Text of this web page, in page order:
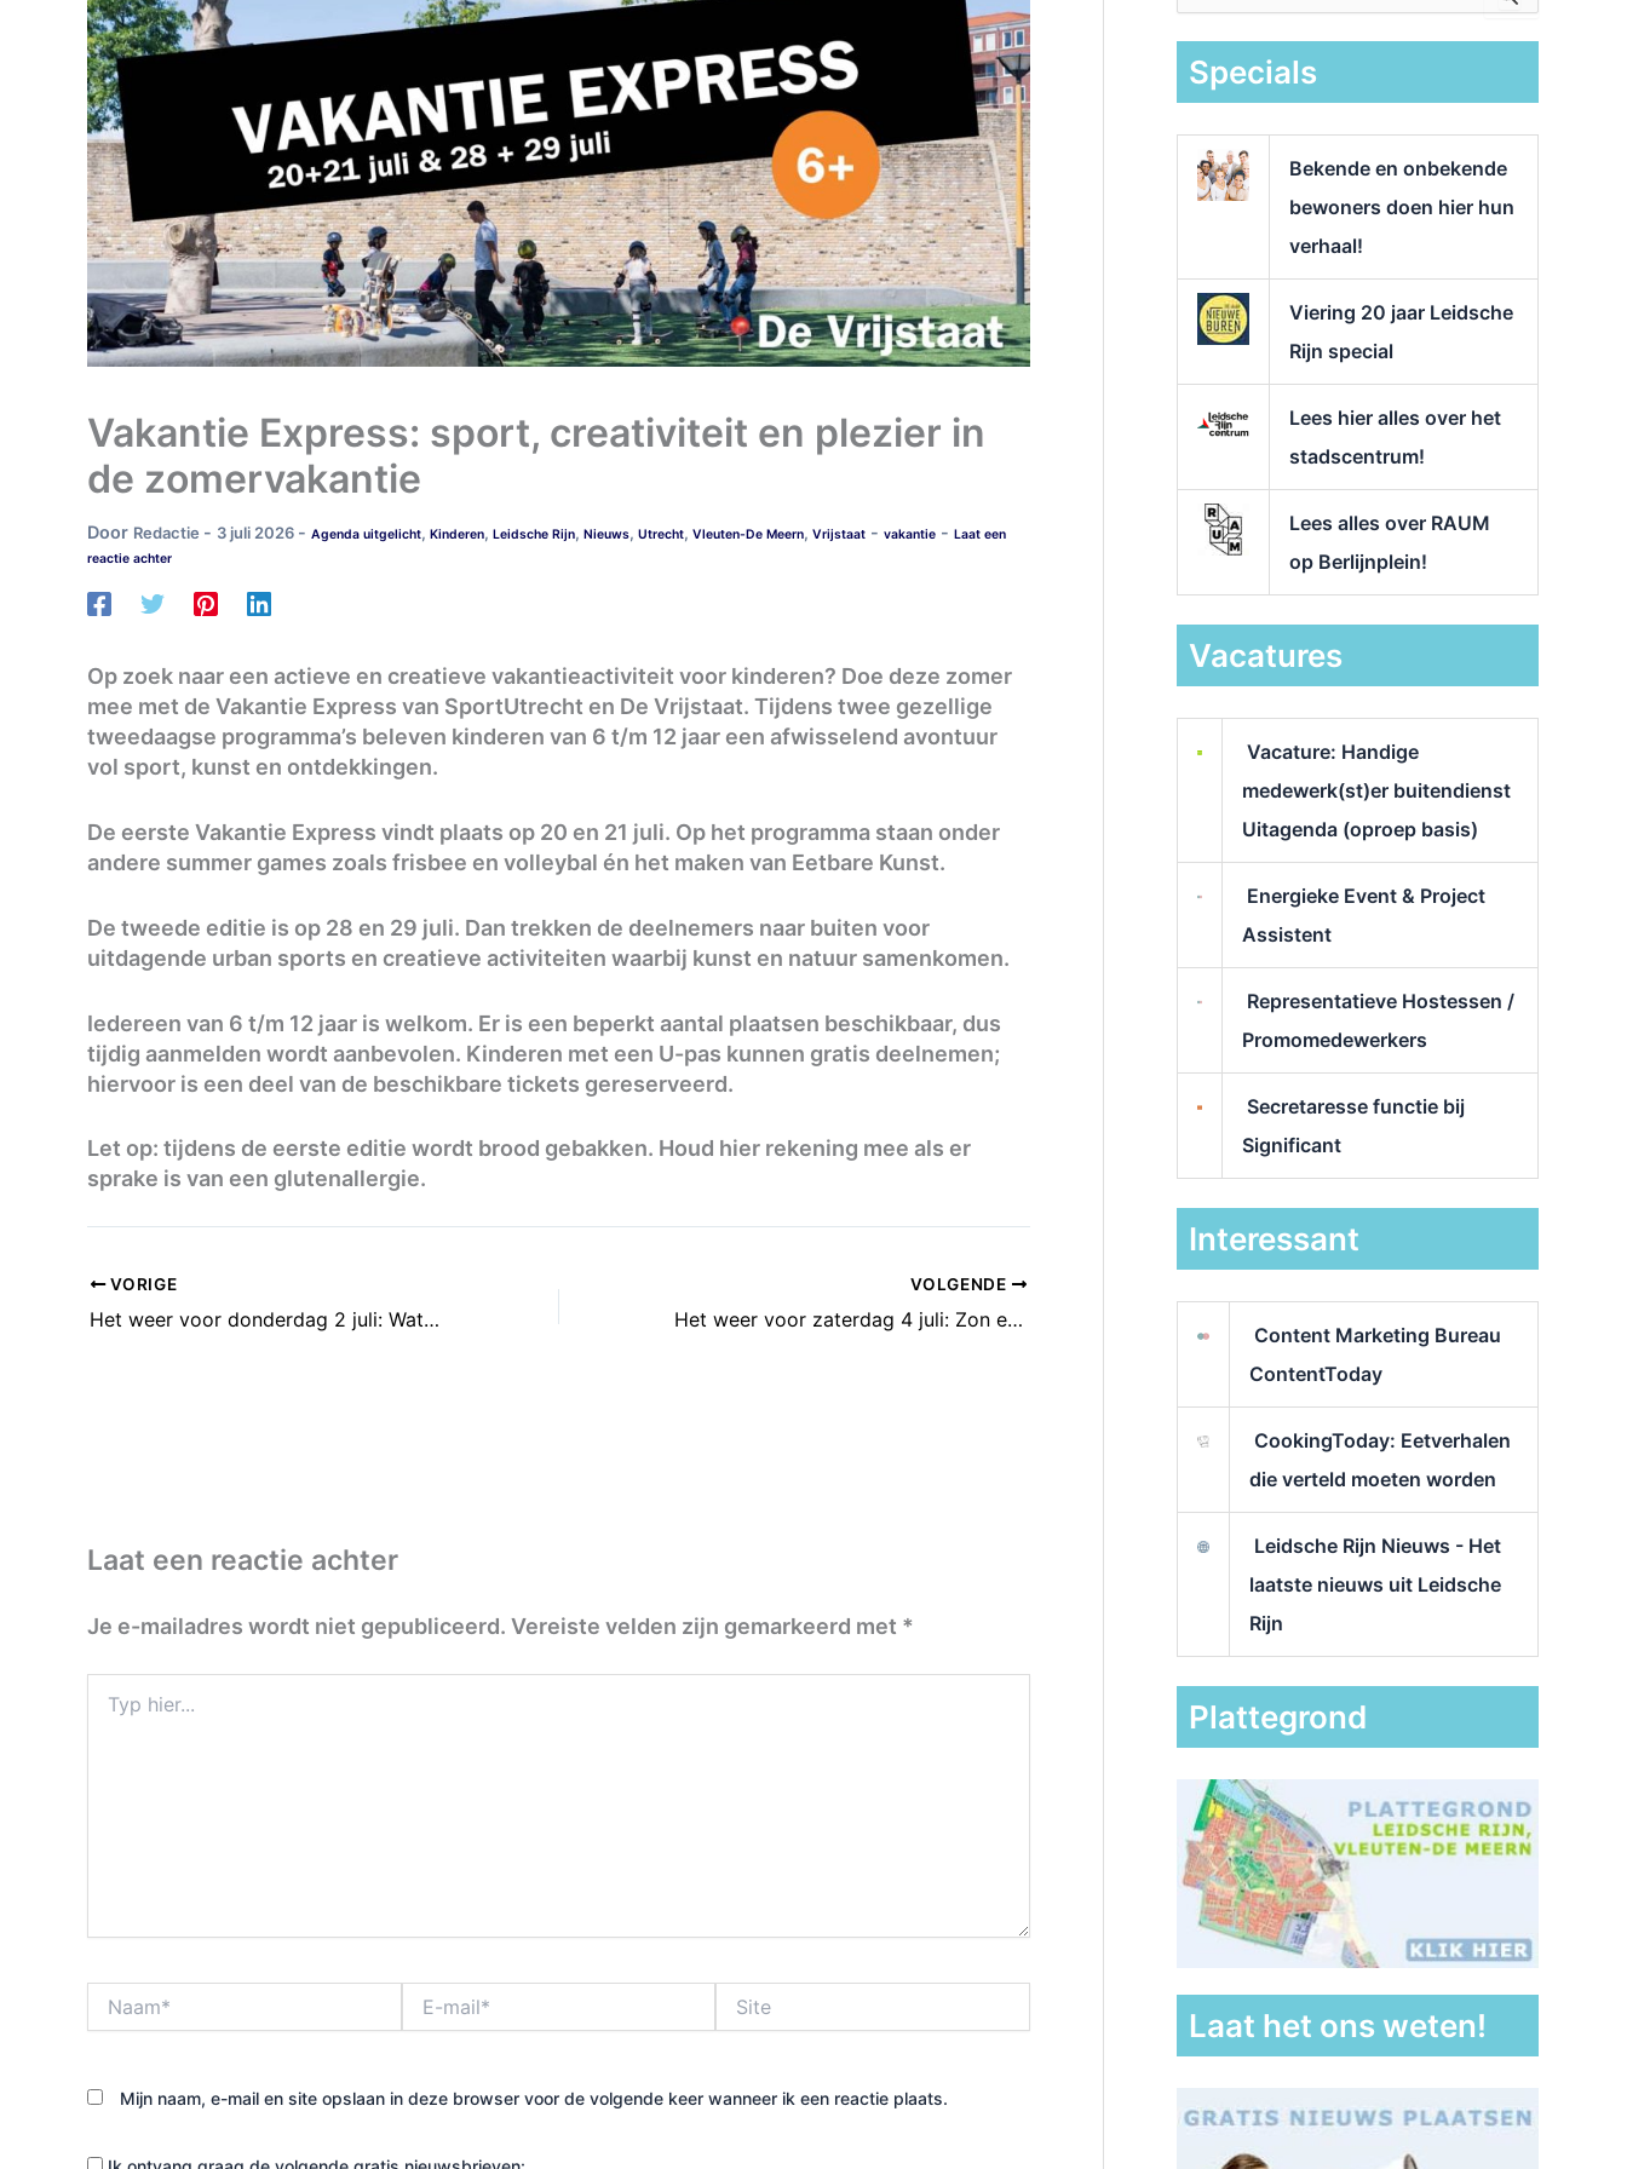
Vakantie Express: sport, creativiteit en plezier in
de zomervakantie
Door Redactie - 3 juli 2026 - Agenda uitgelicht, Kinderen, Leidsche Rijn, Nieuws, Utrecht, Vleuten-De Meern, Vrijstaat - vakantie - Laat een
reactie achter
Op zoek naar een actieve en creatieve vakantieactiviteit voor kinderen? Doe deze zomer
mee met de Vakantie Express van SportUtrecht en De Vrijstaat. Tijdens twee gezellige
tweedaagse programma’s beleven kinderen van 6 t/m 12 jaar een afwisselend avontuur
vol sport, kunst en ontdekkingen.
De eerste Vakantie Express vindt plaats op 20 en 21 juli. Op het programma staan onder
andere summer games zoals frisbee en volleybal én het maken van Eetbare Kunst.
De tweede editie is op 28 en 29 juli. Dan trekken de deelnemers naar buiten voor
uitdagende urban sports en creatieve activiteiten waarbij kunst en natuur samenkomen.
Iedereen van 6 t/m 12 jaar is welkom. Er is een beperkt aantal plaatsen beschikbaar, dus
tijdig aanmelden wordt aanbevolen. Kinderen met een U-pas kunnen gratis deelnemen;
hiervoor is een deel van de beschikbare tickets gereserveerd.
Let op: tijdens de eerste editie wordt brood gebakken. Houd hier rekening mee als er
sprake is van een glutenallergie.
VORIGE
Het weer voor donderdag 2 juli: Wat regen
VOLGENDE
Het weer voor zaterdag 4 juli: Zon en wolken
Laat een reactie achter
Je e-mailadres wordt niet gepubliceerd. Vereiste velden zijn gemarkeerd met *
hier...
mail*
Mijn naam, e-mail en site opslaan in deze browser voor de volgende keer wanneer ik een reactie plaats.
k
Specials
Bekende en onbekende
bewoners doen hier hun
verhaal!
Viering 20 jaar Leidsche
Rijn special
Lees hier alles over het
stadscentrum!
Lees alles over RAUM
op Berlijnplein!
Vacatures
Vacature: Handige
medewerk(st)er buitendienst
Uitagenda (oproep basis)
Energieke Event & Project
Assistent
Representatieve Hostessen /
Promomedewerkers
Secretaresse functie bij
Significant
Interessant
Content Marketing Bureau
ContentToday
CookingToday: Eetverhalen
die verteld moeten worden
Leidsche Rijn Nieuws - Het
laatste nieuws uit Leidsche
Rijn
Plattegrond
Laat het ons weten!